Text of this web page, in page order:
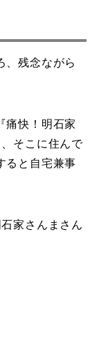
、残念ながら
痛快！明石家
そこに住んで
ると自宅兼事
家さんまさん